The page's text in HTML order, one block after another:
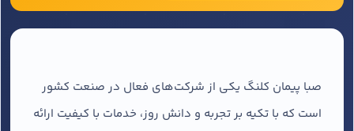
صبا پیمان کلنگ یکی از شرکت‌های فعال در صنعت کشور
است که با تکیه بر تجربه و دانش روز، خدمات با کیفیت ارائه